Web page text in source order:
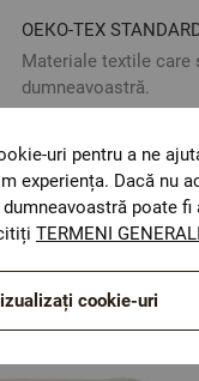
ОЕКО-ТЕX
Materiale textile care
dumneavoastră.
Optiuni
uri pentru a ne
experiența. Dacă nu
dumneavoastră poate
TERMENI
cookie-uri